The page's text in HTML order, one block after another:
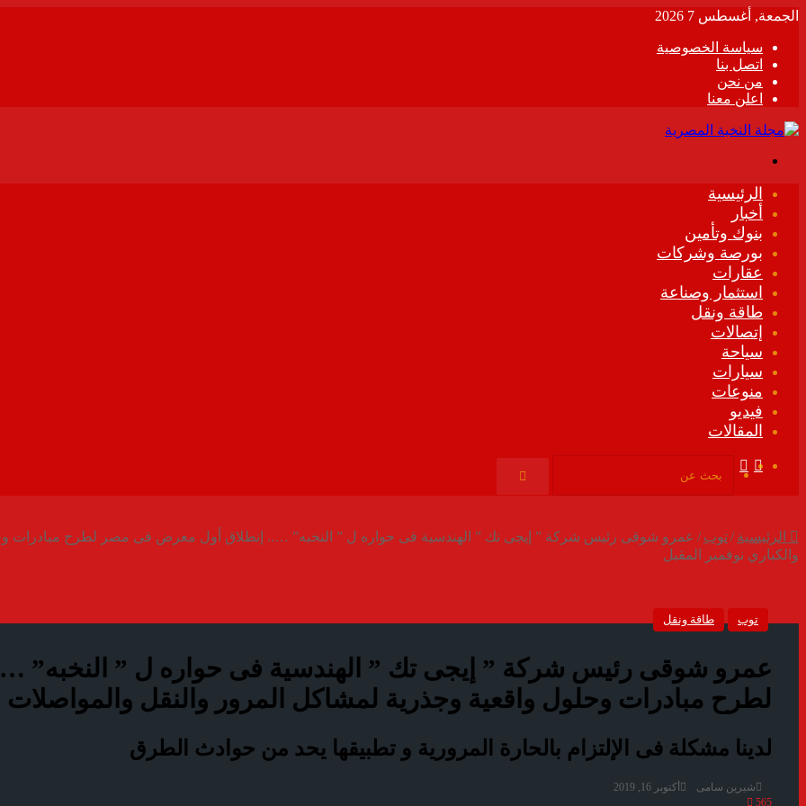
الجمعة, أغسطس 7 2026
سياسة الخصوصية
اتصل بنا
من نحن
اعلن معنا
الرئيسية
أخبار
بنوك وتأمين
بورصة وشركات
عقارات
استثمار وصناعة
طاقة ونقل
إتصالات
سياحة
سيارات
منوعات
فيديو
المقالات
فيسبوك
الموقع
الرئيسية /توب / عمرو شوقى رئيس شركة ” إيجى تك ” الهندسية فى حواره ل ” النخبه” ….. إنطلاق أول معرض فى مصر لطرح مبادرات
والكباري نوفمبر المقبل
توب طاقة ونقل
عمرو شوقى رئيس شركة ” إيجى تك ” الهندسية فى حواره ل ” النخبه”
لطرح مبادرات وحلول واقعية وجذرية لمشاكل المرور والنقل والمواصلات
لدينا مشكلة فى الإلتزام بالحارة المرورية و تطبيقها يحد من حوادث الطرق
شيرين سامى
أكتوبر 16, 2019
565